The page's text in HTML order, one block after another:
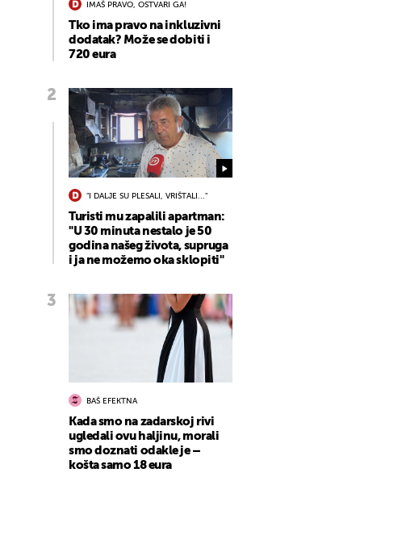
IMAŠ PRAVO, OSTVARI GA!
Tko ima pravo na inkluzivni
dodatak? Može se dobiti i
720 eura
"I DALJE SU PLESALI, VRIŠTALI..."
Turisti mu zapalili apartman:
"U 30 minuta nestalo je 50
godina našeg života, supruga
i ja ne možemo oka sklopiti"
BAŠ EFEKTNA
Kada smo na zadarskoj rivi
ugledali ovu haljinu, morali
smo doznati odakle je –
košta samo 18 eura